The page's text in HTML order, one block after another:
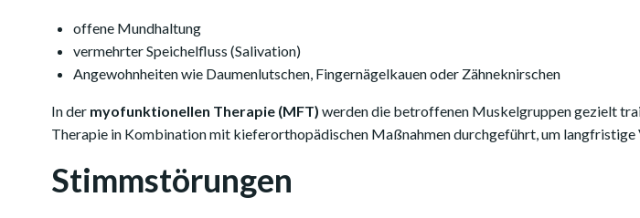
offene Mundhaltung
vermehrter Speichelfluss (Salivation)
Angewohnheiten wie Daumenlutschen, Fingernägelkauen oder Zähneknirschen
In der myofunktionellen Therapie (MFT) werden die betroffenen Muskelgruppen gezielt
Therapie in Kombination mit kieferorthopädischen Maßnahmen durchgeführt, um
Stimmstörungen